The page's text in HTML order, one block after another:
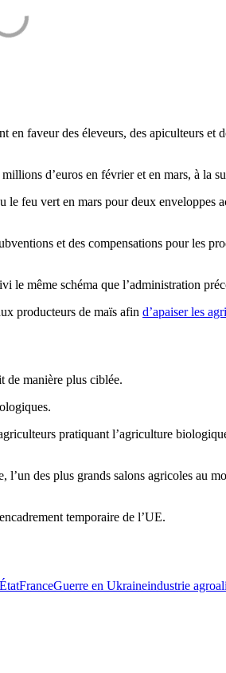
faveur des éleveurs, des apiculteurs et
d’euros en février et en mars, à la
feu vert en mars pour deux enveloppes
et des compensations pour les
le même schéma que l’administration
producteurs de maïs afin d’apaiser les
de manière plus ciblée.
pratiquant l’agriculture
des plus grands salons agricoles au
temporaire de l’UE.
FranceGuerre en Ukraineindustrie